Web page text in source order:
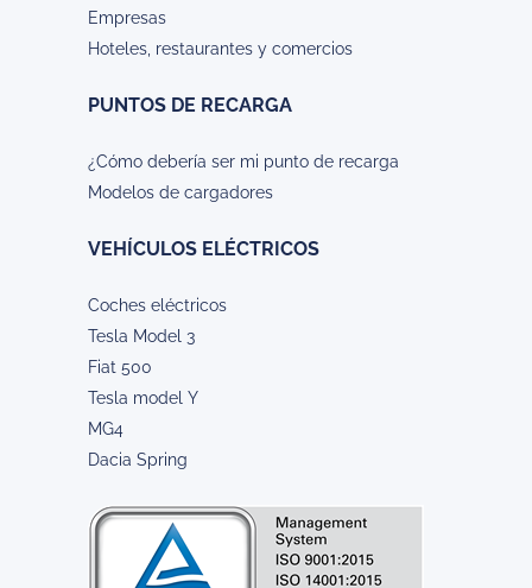
Empresas
Hoteles, restaurantes y comercios
PUNTOS DE RECARGA
¿Cómo debería ser mi punto de recarga
Modelos de cargadores
VEHÍCULOS ELÉCTRICOS
Coches eléctricos
Tesla Model 3
Fiat 500
Tesla model Y
MG4
Dacia Spring